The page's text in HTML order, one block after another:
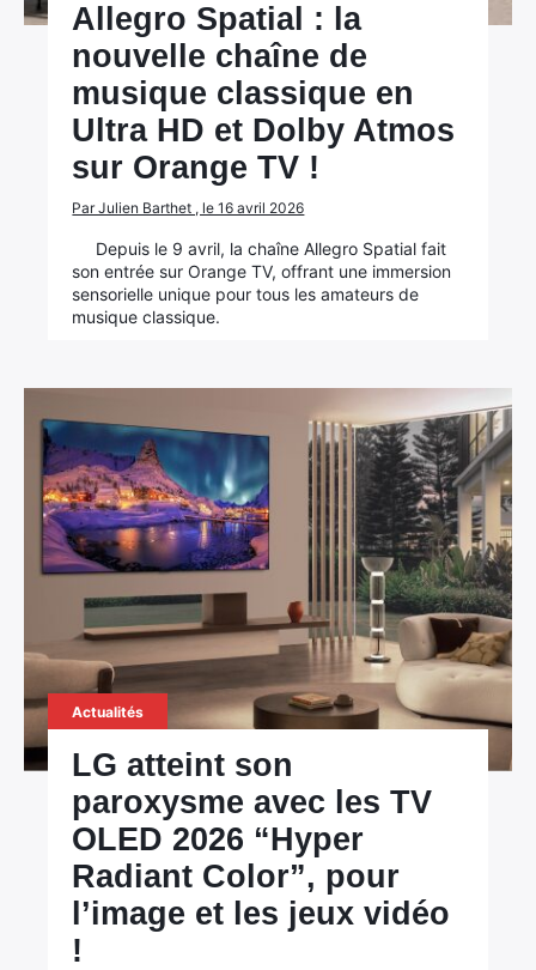
Allegro Spatial : la
nouvelle chaîne de
musique classique en
Ultra HD et Dolby Atmos
sur Orange TV !
Par Julien Barthet , le 16 avril 2026
Depuis le 9 avril, la chaîne Allegro Spatial fait
son entrée sur Orange TV, offrant une immersion
sensorielle unique pour tous les amateurs de
musique classique.
Actualités
LG atteint son
paroxysme avec les TV
OLED 2026 “Hyper
Radiant Color”, pour
l’image et les jeux vidéo
!